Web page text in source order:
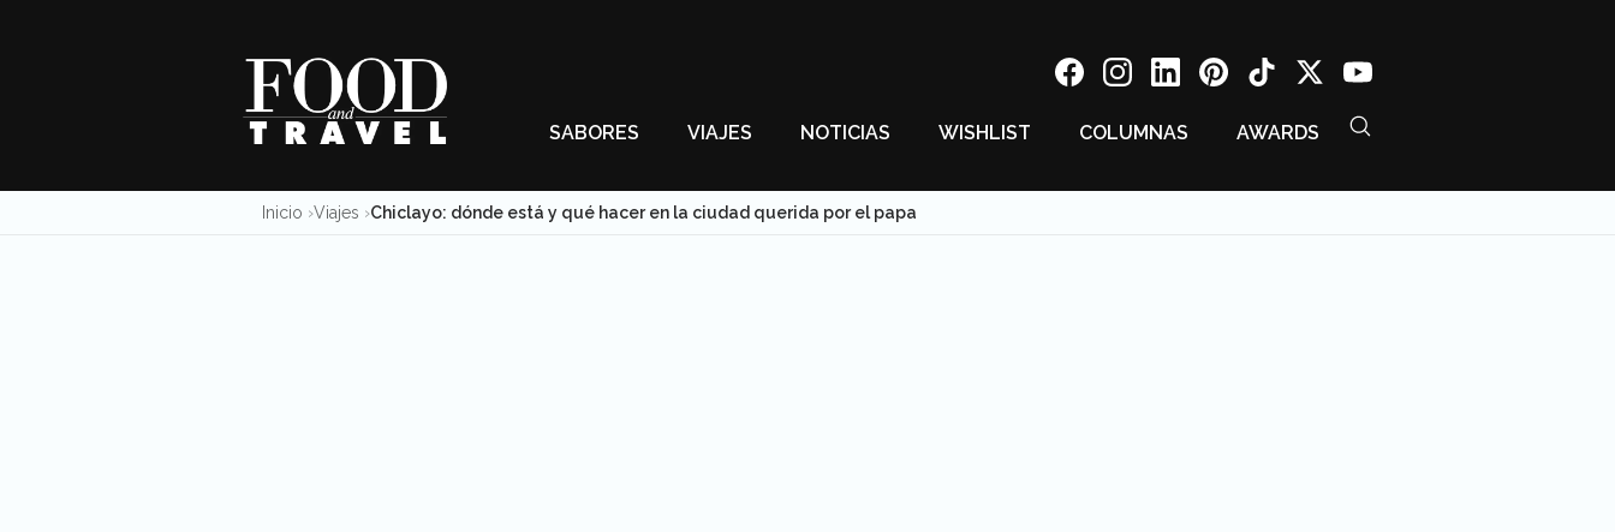
SABORES VIAJES NOTICIAS WISHLIST COLUMNAS AWARDS
Inicio Viajes Chiclayo: dónde está y qué hacer en la ciudad querida por el papa